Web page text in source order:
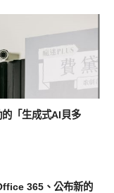
「生成式AI貝多
365、公布新的